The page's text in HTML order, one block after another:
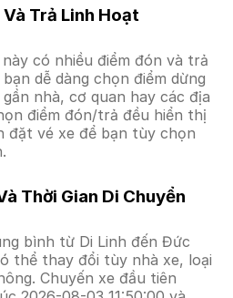
Trả Linh Hoạt
có nhiều điểm đón và trả
dễ dàng chọn điểm dừng
nhà, cơ quan hay các địa
điểm đón/trả đều hiển thị
đặt vé xe để bạn tùy chọn
Thời Gian Di Chuyển
bình từ Di Linh đến Đức
thể thay đổi tùy nhà xe, loại
Chuyến xe đầu tiên